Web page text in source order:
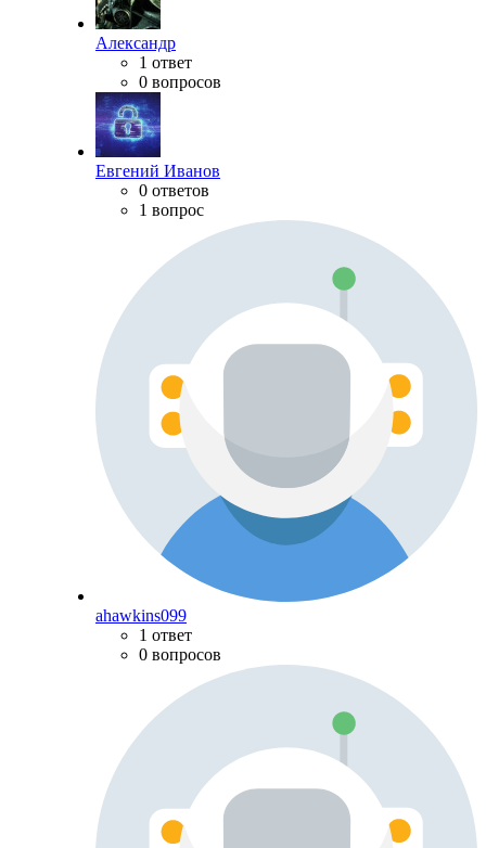
Александр
1 ответ
0 вопросов
Евгений Иванов
0 ответов
1 вопрос
ahawkins099
1 ответ
0 вопросов